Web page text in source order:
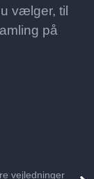
vælger, til
på
vejledninger